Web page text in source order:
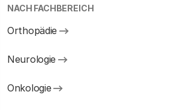
NACH FACHBEREICH
Orthopädie
Neurologie
Onkologie